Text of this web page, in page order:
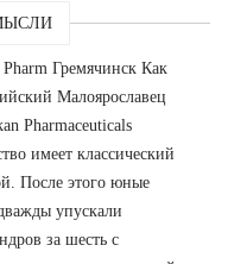
Гремячинск Как
Малоярославец
Pharmaceuticals
имеет классический
После этого юные
упускали
за шесть с